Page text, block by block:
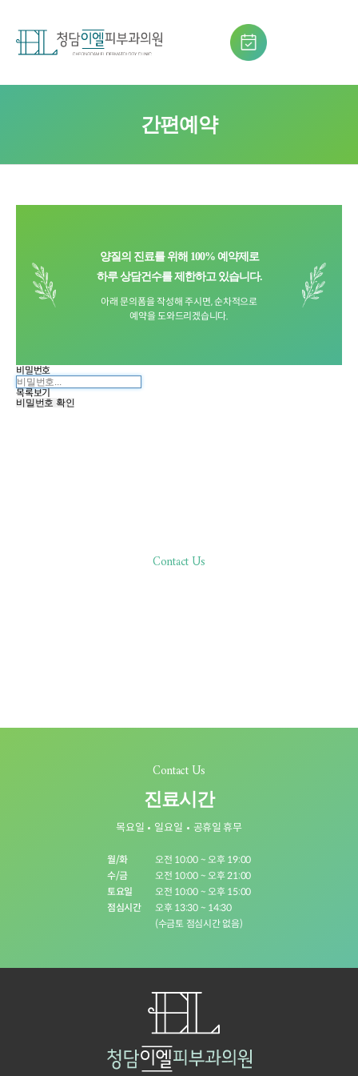
간편예약
양질의 진료를 위해 100% 예약제로
하루 상담건수를 제한하고 있습니다.
아래 문의폼을 작성해 주시면, 순차적으로
예약을 도와드리겠습니다.
비밀번호
목록보기
비밀번호 확인
Contact Us
Contact Us
진료시간
목요일 일요일 공휴일 휴무
월/화
오전 10:00 ~ 오후 19:00
수/금
오전 10:00 ~ 오후 21:00
토요일
오전 10:00 ~ 오후 15:00
점심시간
오후 13:30 ~ 14:30
(수금토 점심시간 없음)